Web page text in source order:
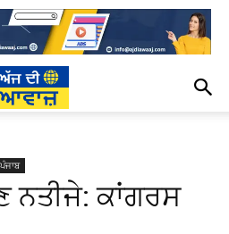
ਪੰਜਾਬ
ਨਤੀਜੇ: ਕਾਂਗਰਸ